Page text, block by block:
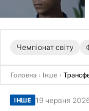
Чемпіонат світу
Головна › Інше ›
ІНШЕ 19 червня